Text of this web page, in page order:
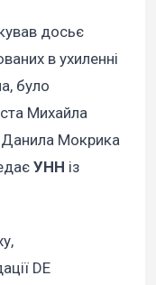
досьє
в ухиленні
було
Михайла
Данила Мокрика
УНН із
DE